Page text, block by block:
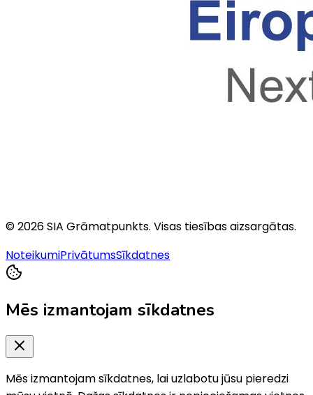
©2026SIA Grāmatpunkts. Visas tiesības aizsargātas.
NoteikumiPrivātumsSīkdatnes
Mēs izmantojam sīkdatnes
Mēs izmantojam sīkdatnes, lai uzlabotu jūsu pieredzi